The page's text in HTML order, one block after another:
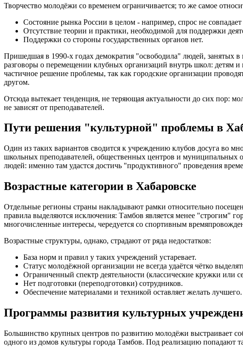
Творчество молодёжи со временем ограничивается; то же самое
Состояние рынка России в целом - например, спрос не
Отсутствие теории и практики, необходимой для поддержки
Поддержки со стороны государственных органов нет.
Пришедшая в 1990-х годах демократия "освободила" людей, занятых в
разговоры о перемещении клубных организаций внутрь школ: детям
частичное решение проблемы, так как городские организации
другом.
Отсюда вытекает тенденция, не теряющая актуальности до сих пор:
не зависят от преподавателей.
Пути решения "культурной" проблемы в
Один из таких вариантов сводится к учреждению клубов досуга во
школьных преподавателей, общественных центров и муниципальных
людей: именно там удастся достичь "продуктивного" проведения
Возрастные категории в Хабаровске
Отдельные регионы страны накладывают рамки относительно
правила выделяются исключения: Тамбов является менее "строгим"
многочисленные интересы, чередуется со спортивным
Возрастные структуры, однако, страдают от ряда недостатков:
База норм и правил у таких учреждений устаревает.
Статус молодёжной организации не всегда удаётся чётко
Ограниченный спектр деятельности (классические кружки или
Нет подготовки (переподготовки) сотрудников.
Обеспечение материалами и техникой оставляет желать лучшего.
Программы развития культурных
Большинство крупных центров по развитию молодёжи выстраивает
одного из домов культуры города Тамбов. Под реализацию попадают